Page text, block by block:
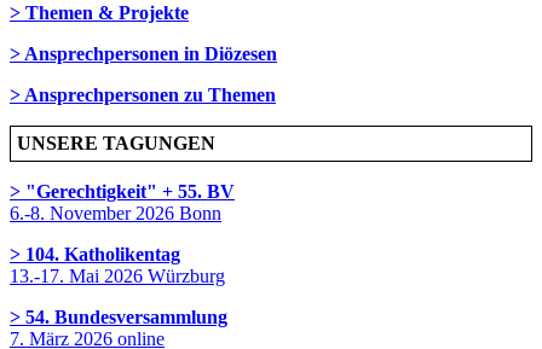
> Themen & Projekte
> Ansprechpersonen in Diözesen
> Ansprechpersonen zu Themen
UNSERE TAGUNGEN
> "Gerechtigkeit" + 55. BV
6.-8. November 2026 Bonn
> 104. Katholikentag
13.-17. Mai 2026 Würzburg
> 54. Bundesversammlung
7. März 2026 online